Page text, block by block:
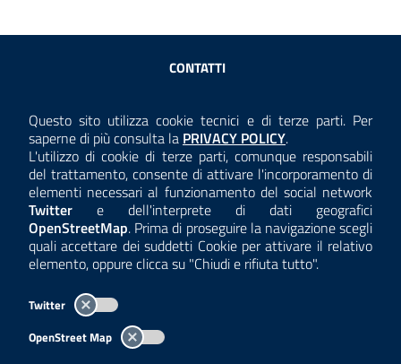
Questo sito utilizza cookie tecnici e di terze parti. Per
saperne di più consulta la Consulta la
PRIVACY POLICY.
L'utilizzo di cookie di terze parti, comunque responsabili
del trattamento, consente di attivare l'incorporamento di
elementi necessari al funzionamento del social network
Twitter e dell'interprete di dati geografici
OpenStreetMap. Prima di proseguire la navigazione scegli
quali accettare dei suddetti Cookie per attivare il relativo
elemento, oppure clicca su "Chiudi e rifiuta tutto".
Twitter
OpenStreet Map
Sezione Link Utili
CONTATTI
ANTICORRUZIONE
ACCESSIBILITÀ
COOKIE E PRIVACY
TEMI A-Z